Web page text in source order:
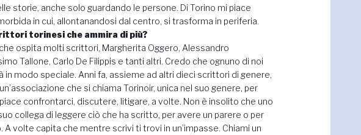
storie, anche solo guardando le persone. Di Torino mi piace
in cui, allontanandosi dal centro, si trasforma in periferia.
torinesi che ammira di più?
ospita molti scrittori, Margherita Oggero, Alessandro
Tallone, Carlo De Filippis e tanti altri. Credo che ognuno di noi
in modo speciale. Anni fa, assieme ad altri dieci scrittori di genere,
che si chiama Torinoir, unica nel suo genere, per
confrontarci, discutere, litigare, a volte. Non è insolito che uno
collega di leggere ciò che ha scritto, per avere un parere o per
A volte capita che mentre scrivi ti trovi in un’impasse. Chiami un